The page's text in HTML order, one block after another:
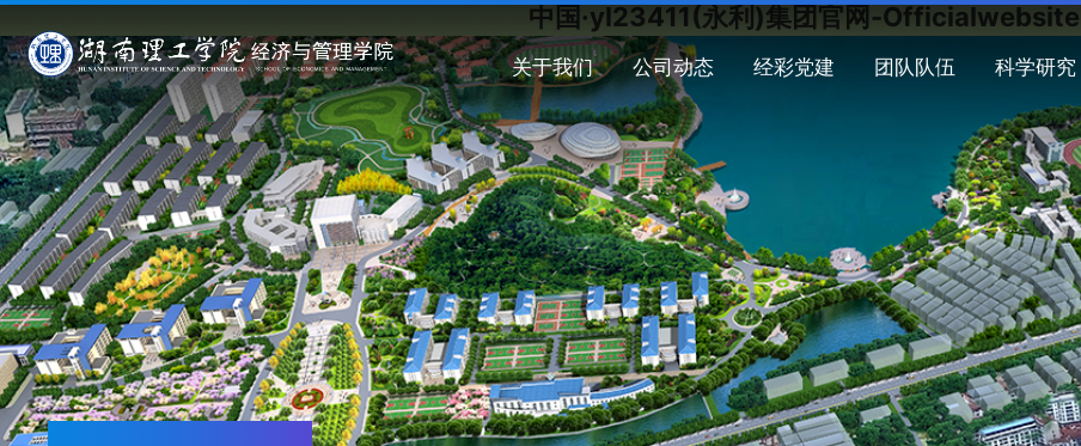
中国·yl23411(永利)集团官网-Officialwebsite
关于我们 公司动态 经彩党建 团队队伍 科学研究